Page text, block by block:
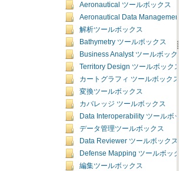
Aeronautical ツールボックス
Aeronautical Data Management ツ
解析ツールボックス
Bathymetry ツールボックス
Business Analyst ツールボックス
Territory Design ツールボックス
カートグラフィ ツールボックス
変換ツールボックス
カバレッジ ツールボックス
Data Interoperability ツールボックス
データ管理ツールボックス
Data Reviewer ツールボックス
Defense Mapping ツールボックス
編集ツールボックス